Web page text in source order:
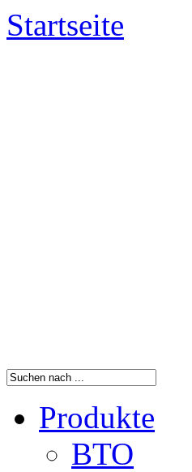
Startseite
Produkte
BTO